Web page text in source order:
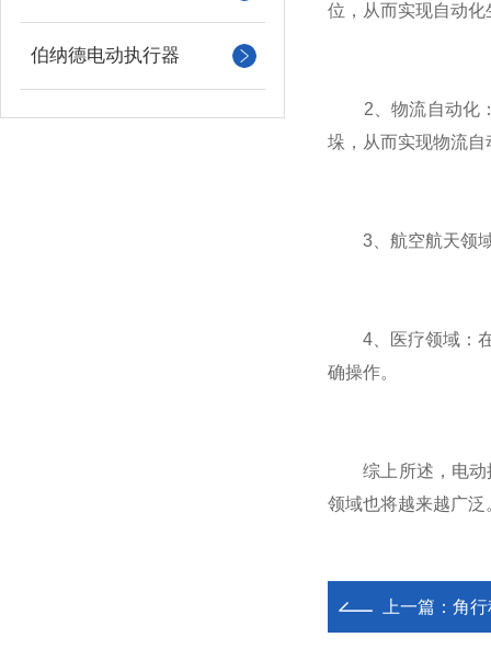
伯纳德电动执行器
位，从而实现自动化
2、物流自动化：
垛，从而实现物流自
3、航空航天领域
4、医疗领域：在
确操作。
综上所述，电动操
领域也将越来越广泛
上一篇： 角行